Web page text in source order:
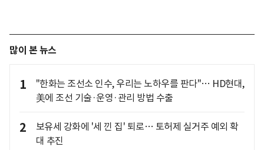
많이 본 뉴스
1
"한화는 조선소 인수, 우리는 노하우를 판다"… HD현대,
美에 조선 기술·운영·관리 방법 수출
2
보유세 강화에 '세 낀 집' 퇴로… 토허제 실거주 예외 확
대 추진